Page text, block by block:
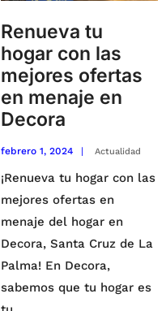
Renueva tu
hogar con las
mejores ofertas
en menaje en
Decora
febrero 1, 2024 | Actualidad
¡Renueva tu hogar con las
mejores ofertas en
menaje del hogar en
Decora, Santa Cruz de La
Palma! En Decora,
sabemos que tu hogar es